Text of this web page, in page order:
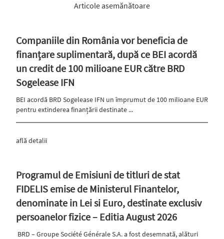
Articole asemănătoare
Companiile din România vor beneficia de
finanțare suplimentară, după ce BEI acordă
un credit de 100 milioane EUR către BRD
Sogelease IFN
BEI acordă BRD Sogelease IFN un împrumut de 100 milioane EUR
pentru extinderea finanțării destinate ...
află detalii
Programul de Emisiuni de titluri de stat
FIDELIS emise de Ministerul Finantelor,
denominate in Lei si Euro, destinate exclusiv
persoanelor fizice – Editia August 2026
BRD – Groupe Société Générale S.A. a fost desemnată, alături